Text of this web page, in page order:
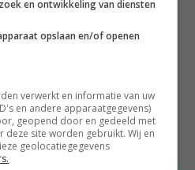
en ontwikkeling van diensten
opslaan en/of openen
verwerkt en informatie van uw
en andere apparaatgegevens)
geopend door en gedeeld met
site worden gebruikt. Wij en
geolocatiegegevens